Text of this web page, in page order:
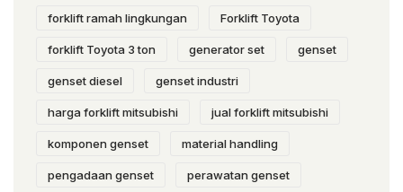
forklift ramah lingkungan Forklift Toyota
forklift Toyota 3 ton generator set genset
genset diesel genset industri
harga forklift mitsubishi jual forklift mitsubishi
komponen genset material handling
pengadaan genset perawatan genset